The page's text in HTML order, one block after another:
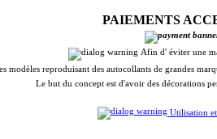
PAIEMENTS
Afin d' éviter une
modèles reproduisant des autocollants de grandes
Le but du concept est d'avoir des décorations
Utilisation et